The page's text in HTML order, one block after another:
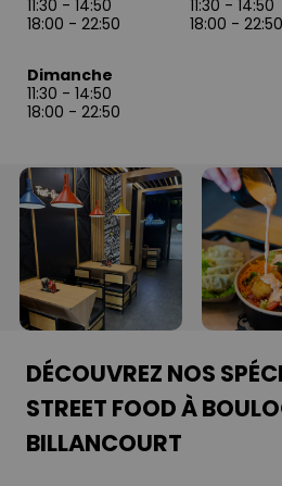
11:30 - 14:50
18:00 - 22:50
11:30 - 14:50
18:00 - 22:50
Dimanche
11:30 - 14:50
18:00 - 22:50
DÉCOUVREZ NOS
STREET FOOD À
BILLANCOURT